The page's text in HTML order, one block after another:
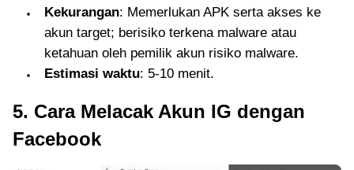
Kekurangan: Memerlukan APK serta akses ke
akun target; berisiko terkena malware atau
ketahuan oleh pemilik akun risiko malware.
Estimasi waktu: 5-10 menit.
5. Cara Melacak Akun IG dengan
Facebook